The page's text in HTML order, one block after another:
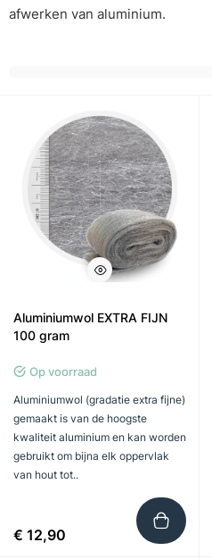
afwerken van aluminium.
Aluminiumwol EXTRA FIJN
100 gram
Op voorraad
Aluminiumwol (gradatie extra fijne)
gemaakt is van de hoogste
kwaliteit aluminium en kan worden
gebruikt om bijna elk oppervlak
van hout tot..
€ 12,90